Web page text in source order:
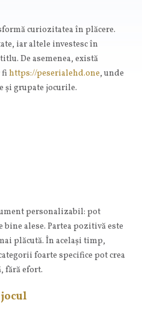
curiozitatea în plăcere.
iar altele investesc în
De asemenea, există
fihttps://peserialehd.one, unde
și grupate jocurile.
personalizabil: pot
alese. Partea pozitivă este
plăcută. În același timp,
foarte specifice pot crea
fără efort.